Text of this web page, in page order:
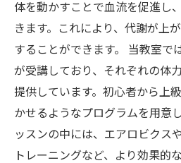
体を動かすことで血流を促進し
きます。これにより、代謝が上
することができます。 当教室で
が受講しており、それぞれの体
提供しています。初心者から上
かせるようなプログラムを用意
ッスンの中には、エアロビクス
トレーニングなど、より効果的